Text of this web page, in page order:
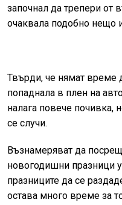
започнал да трепери от
очаквала подобно нещо
Твърди, че нямат време
попаднала в плен на
налага повече почивка,
се случи.
Възнамеряват да
новогодишни празници
празниците да се
остава много време за